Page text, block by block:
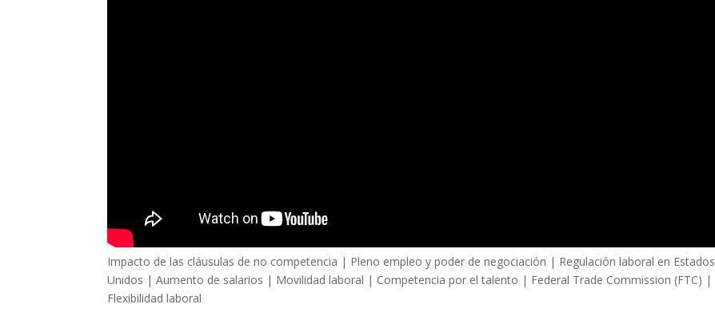
Impacto de las cláusulas de no competencia | Pleno empleo y poder de negociación | Regulación laboral en Estados
Unidos | Aumento de salarios | Movilidad laboral | Competencia por el talento | Federal Trade Commission (FTC) |
Flexibilidad laboral